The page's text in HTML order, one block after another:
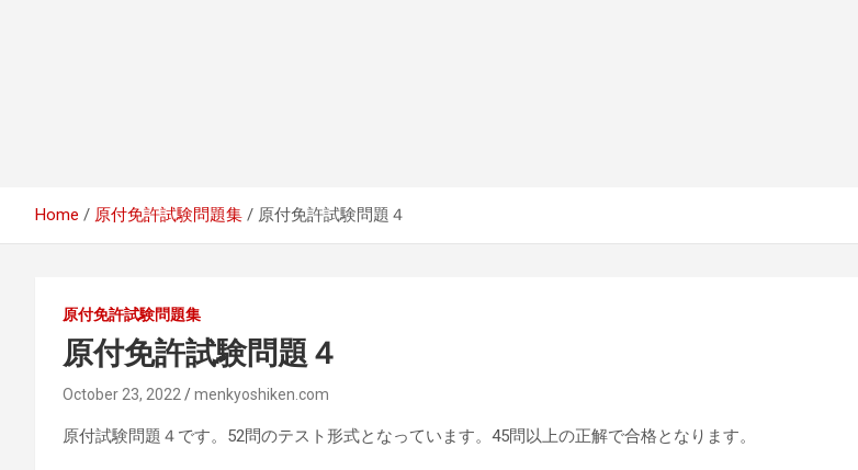
Home 原付免許試験問題集 原付免許試験問題４
原付免許試験問題集
原付免許試験問題４
October 23, 2022 menkyoshiken.com
原付試験問題４です。52問のテスト形式となっています。45問以上の正解で合格となります。